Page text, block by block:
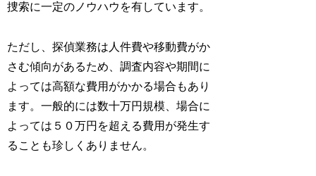
捜索に一定のノウハウを有しています。
ただし、探偵業務は人件費や移動費がか
さむ傾向があるため、調査内容や期間に
よっては高額な費用がかかる場合もあり
ます。一般的には数十万円規模、場合に
よっては５０万円を超える費用が発生す
ることも珍しくありません。